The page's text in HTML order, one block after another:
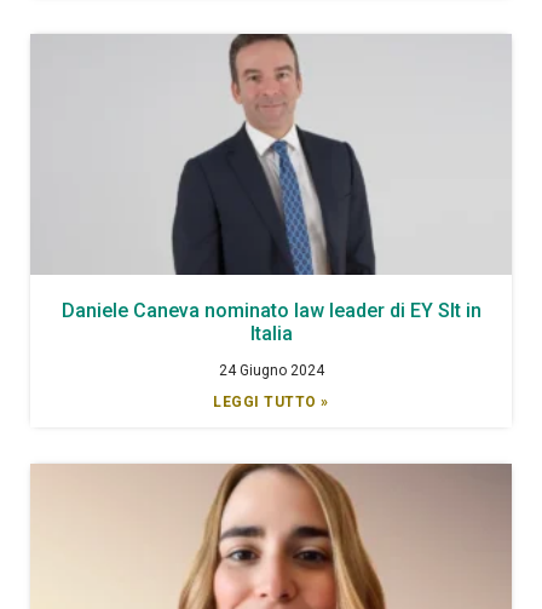
Daniele Caneva nominato law leader di EY Slt in
Italia
24 Giugno 2024
LEGGI TUTTO »